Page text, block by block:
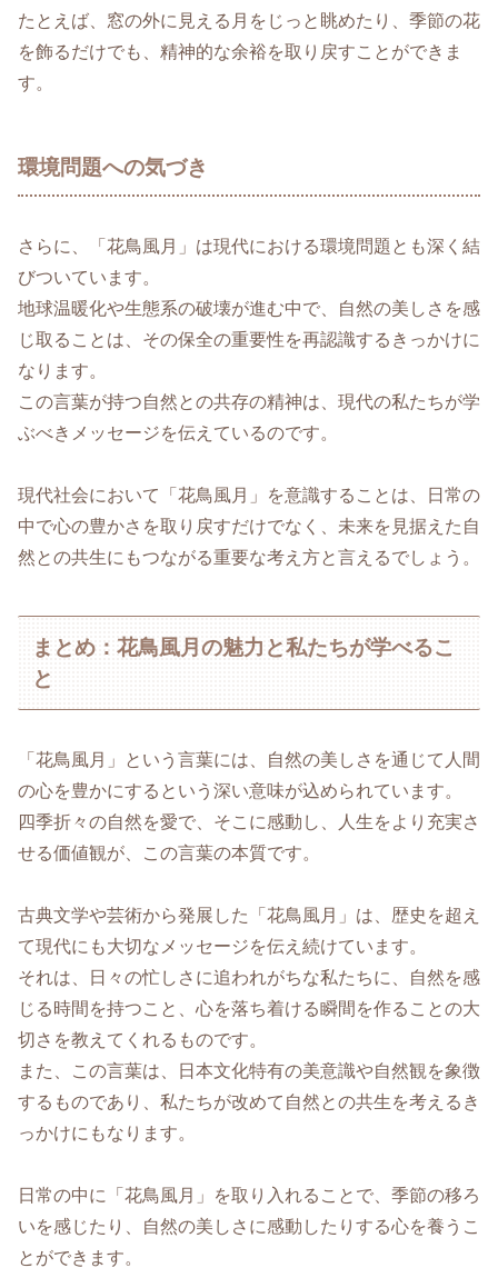
たとえば、窓の外に見える月をじっと眺めたり、季節の花
を飾るだけでも、精神的な余裕を取り戻すことができま
す。
環境問題への気づき
さらに、「花鳥風月」は現代における環境問題とも深く結
びついています。
地球温暖化や生態系の破壊が進む中で、自然の美しさを感
じ取ることは、その保全の重要性を再認識するきっかけに
なります。
この言葉が持つ自然との共存の精神は、現代の私たちが学
ぶべきメッセージを伝えているのです。
現代社会において「花鳥風月」を意識することは、日常の
中で心の豊かさを取り戻すだけでなく、未来を見据えた自
然との共生にもつながる重要な考え方と言えるでしょう。
まとめ：花鳥風月の魅力と私たちが学べるこ
と
「花鳥風月」という言葉には、自然の美しさを通じて人間
の心を豊かにするという深い意味が込められています。
四季折々の自然を愛で、そこに感動し、人生をより充実さ
せる価値観が、この言葉の本質です。
古典文学や芸術から発展した「花鳥風月」は、歴史を超え
て現代にも大切なメッセージを伝え続けています。
それは、日々の忙しさに追われがちな私たちに、自然を感
じる時間を持つこと、心を落ち着ける瞬間を作ることの大
切さを教えてくれるものです。
また、この言葉は、日本文化特有の美意識や自然観を象徴
するものであり、私たちが改めて自然との共生を考えるき
っかけにもなります。
日常の中に「花鳥風月」を取り入れることで、季節の移ろ
いを感じたり、自然の美しさに感動したりする心を養うこ
とができます。